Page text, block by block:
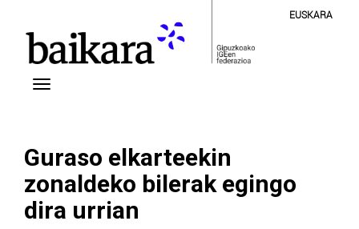
EUSKARA
Guraso elkarteekin
zonaldeko bilerak egingo
dira urrian